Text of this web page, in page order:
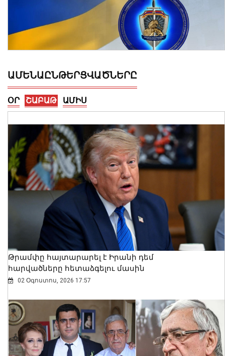
Արթիկի դպրոցի հաշվապահը
չափերի հափշտակություն. ՀԿԿ
08 Օգոստոս, 2026 12:16
Բացահայտվել է Արգամ Աբրահամյանի
կողմից պատվիրված սպանության
դեպքը. ՔԿ
08 Օգոստոս, 2026 12:05
ԱՄԵՆԱԸՆԹԵՐՑՎԱԾՆԵՐԸ
ՕՐ ՇԱԲԱԹ ԱՄԻՍ
Թրամփը հայտարարել է Իրանի դեմ
հարվածները հետաձգելու մասին
02 Օգոստոս, 2026 17:57